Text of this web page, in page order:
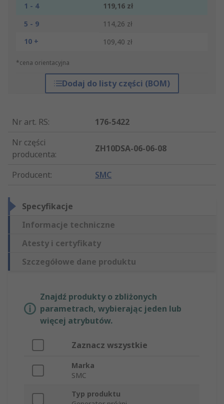
1 - 4
119,16 zł
5 - 9
114,26 zł
10 +
109,40 zł
*cena orientacyjna
Dodaj do listy części (BOM)
Nr art. RS:
176-5422
Nr części
producenta:
ZH10DSA-06-06-08
Producent: SMC
Specyfikacje
Informacje techniczne
Atesty i certyfikaty
Szczegółowe dane produktu
Znajdź produkty o zbliżonych
parametrach, wybierając jeden lub
więcej atrybutów.
Zaznacz wszystkie
Marka
SMC
Typ produktu